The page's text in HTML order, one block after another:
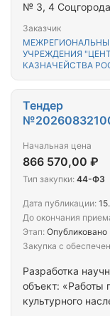
№ 3, 4
Нижний
Заказчик
УЧРЕЖДЕНИЯ
КАЗНАЧЕЙСТВА
Разработка
объект: «Работы
культурного
Тендер
Начальная цена
866 570,00 ₽
Тип закупки: 44-ФЗ
Дата публикации:
До окончания
Этап: Опубликовано
Закупка с